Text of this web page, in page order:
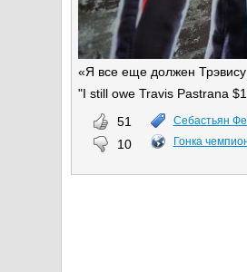
«Я все еще должен
"I still owe Travis Pastrana
51
10
Себастьян
Гонка